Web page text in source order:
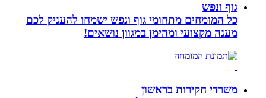
גוף ונפש
כל המומחים מתחומי גוף ונפש ישמחו להעניק לכם
מענה מקצועי ומהימן במגוון נושאים!
משרדי חקירות בראשון